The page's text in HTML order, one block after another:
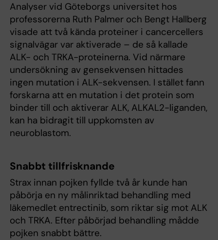
Analyser vid Göteborgs universitet hos
professorerna Ruth Palmer och Bengt Hallberg
visade att två kända proteiner i cancercellers
signalvägar var aktiverade – de så kallade
ALK- och TRKA-proteinerna. Vid närmare
undersökning av gensekvensen hittades
ingen mutation i ALK-sekvensen. I stället fann
forskarna att en mutation i det protein som
binder till och aktiverar ALK, ALKAL2-liganden,
kan ha bidragit till uppkomsten av
neuroblastom.
Snabbt tillfrisknande
Strax innan pojken fyllde två år kunde han
påbörja en ny målinriktad behandling med
läkemedlet entrectinib, som riktar sig mot ALK
och TRKA. Efter påbörjad behandling mådde
pojken snabbt bättre.